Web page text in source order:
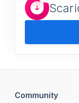
Community